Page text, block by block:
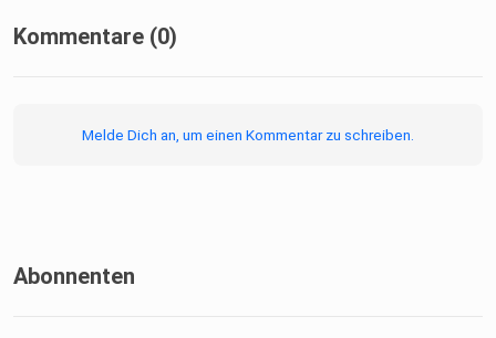
Kommentare (0)
Melde Dich an, um einen Kommentar zu schreiben.
Abonnenten